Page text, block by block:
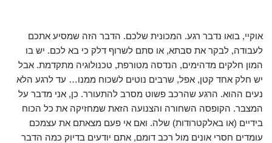
אוקיי, בואו נדבר רגע. המכונית שלכם. הדבר הזה שמסיע אתכם
לעבודה, לבקר את סבתא, או סתם לשרוף דלק כי בא לכם. יש בו
המון חלקים מדהימים, הנדסה מטורפת, טכנולוגיה מתקדמת. אבל
יש חלק אחד קטן, אפל, שרבים נוטים לשכוח ממנו… עד לרגע הלא
נעים ההוא. הרגע שהרכב פשוט מסרב להתעורר. כן, אני מדבר על
המצבר. הקופסה השחורה והצנועה הזאת שמחזיקה את כל הכוח
בידיים (או באלקטרודות) שלה. ואם אי פעם מצאתם את עצמכם
עומדים חסרי אונים מול רכב דומם, אתם יודעים בדיוק כמה הדבר